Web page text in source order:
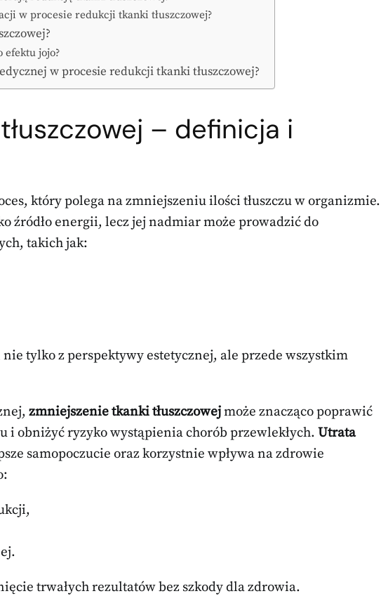
w procesie redukcji tkanki tłuszczowej?
efektu jojo?
w procesie redukcji tkanki tłuszczowej?
– definicja i
który polega na zmniejszeniu ilości tłuszczu w organizmie.
źródło energii, lecz jej nadmiar może prowadzić do
takich jak:
tylko z perspektywy estetycznej, ale przede wszystkim
zmniejszenie tkanki tłuszczowejmoże znacząco poprawić
i obniżyć ryzyko wystąpienia chorób przewlekłych. Utrata
samopoczucie oraz korzystnie wpływa na zdrowie
trwałych rezultatów bez szkody dla zdrowia.